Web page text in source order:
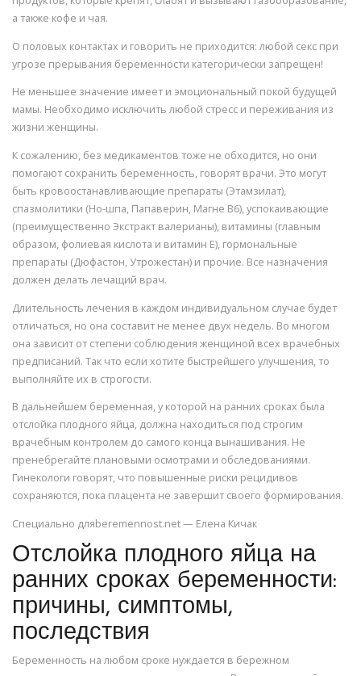
а также кофе и чая.
О половых контактах и говорить не приходится: любой секс при
угрозе прерывания беременности категорически запрещен!
Не меньшее значение имеет и эмоциональный покой будущей
мамы. Необходимо исключить любой стресс и переживания из
жизни женщины.
К сожалению, без медикаментов тоже не обходится, но они
помогают сохранить беременность, говорят врачи. Это могут
быть кровоостанавливающие препараты (Этамзилат),
спазмолитики (Но-шпа, Папаверин, Магне В6), успокаивающие
(преимущественно Экстракт валерианы), витамины (главным
образом, фолиевая кислота и витамин Е), гормональные
препараты (Дюфастон, Утрожестан) и прочие. Все назначения
должен делать лечащий врач.
Длительность лечения в каждом индивидуальном случае будет
отличаться, но она составит не менее двух недель. Во многом
она зависит от степени соблюдения женщиной всех врачебных
предписаний. Так что если хотите быстрейшего улучшения, то
выполняйте их в строгости.
В дальнейшем беременная, у которой на ранних сроках была
отслойка плодного яйца, должна находиться под строгим
врачебным контролем до самого конца вынашивания. Не
пренебрегайте плановыми осмотрами и обследованиями.
Гинекологи говорят, что повышенные риски рецидивов
сохраняются, пока плацента не завершит своего формирования.
Специально дляberemennost.net — Елена Кичак
Отслойка плодного яйца на
ранних сроках беременности:
причины, симптомы,
последствия
Беременность на любом сроке нуждается в бережном